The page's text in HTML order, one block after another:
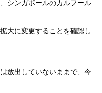
シンガポールのカルフール
大に変更することを確認し
放出していないままで、今